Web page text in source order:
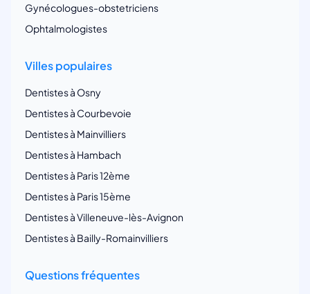
Gynécologues-obstetriciens
Ophtalmologistes
Villes populaires
Dentistes à Osny
Dentistes à Courbevoie
Dentistes à Mainvilliers
Dentistes à Hambach
Dentistes à Paris 12ème
Dentistes à Paris 15ème
Dentistes à Villeneuve-lès-Avignon
Dentistes à Bailly-Romainvilliers
Questions fréquentes